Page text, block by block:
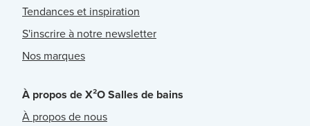
Tendances et inspiration
S'inscrire à notre newsletter
Nos marques
À propos de X²O Salles de bains
À propos de nous